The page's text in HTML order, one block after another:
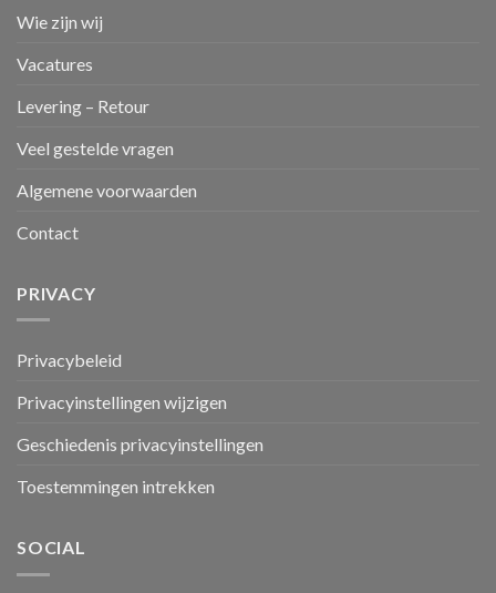
Wie zijn wij
Vacatures
Levering – Retour
Veel gestelde vragen
Algemene voorwaarden
Contact
PRIVACY
Privacybeleid
Privacyinstellingen wijzigen
Geschiedenis privacyinstellingen
Toestemmingen intrekken
SOCIAL